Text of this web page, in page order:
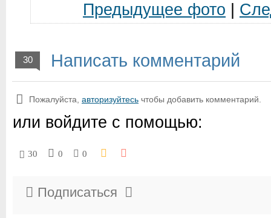
Предыдущее фото
30 Написать комментарий
Пожалуйста, авторизуйтесь чтобы добавить комментарий.
или войдите с помощью:
30 0 0
Подписаться